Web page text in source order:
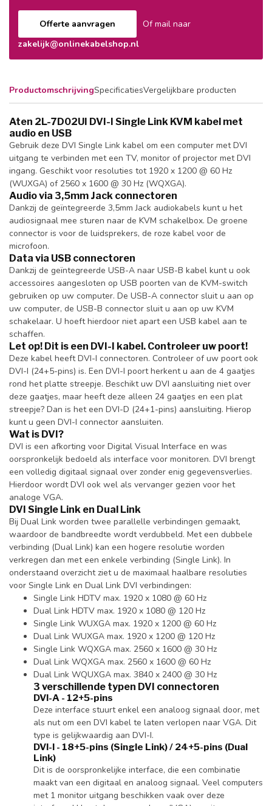
Offerte aanvragen
Of mail naar
zakelijk@onlinekabelshop.nl
ProductomschrijvingSpecificatiesVergelijkbare producten
Aten 2L-7D02UI DVI-I Single Link KVM kabel met
audio en USB
Gebruik deze DVI Single Link kabel om een computer met DVI
uitgang te verbinden met een TV, monitor of projector met DVI
ingang. Geschikt voor resoluties tot 1920 x 1200 @ 60 Hz
(WUXGA) of 2560 x 1600 @ 30 Hz (WQXGA).
Audio via 3,5mm Jack connectoren
Dankzij de geïntegreerde 3,5mm Jack audiokabels kunt u het
audiosignaal mee sturen naar de KVM schakelbox. De groene
connector is voor de luidsprekers, de roze kabel voor de
microfoon.
Data via USB connectoren
Dankzij de geïntegreerde USB-A naar USB-B kabel kunt u ook
accessoires aangesloten op USB poorten van de KVM-switch
gebruiken op uw computer. De USB-A connector sluit u aan op
uw computer, de USB-B connector sluit u aan op uw KVM
schakelaar. U hoeft hierdoor niet apart een USB kabel aan te
schaffen.
Let op! Dit is een DVI-I kabel. Controleer uw poort!
Deze kabel heeft DVI-I connectoren. Controleer of uw poort ook
DVI-I (24+5-pins) is. Een DVI-I poort herkent u aan de 4 gaatjes
rond het platte streepje. Beschikt uw DVI aansluiting niet over
deze gaatjes, maar heeft deze alleen 24 gaatjes en een plat
streepje? Dan is het een DVI-D (24+1-pins) aansluiting. Hierop
kunt u geen DVI-I connector aansluiten.
Wat is DVI?
DVI is een afkorting voor Digital Visual Interface en was
oorspronkelijk bedoeld als interface voor monitoren. DVI brengt
een volledig digitaal signaal over zonder enig gegevensverlies.
Hierdoor wordt DVI ook wel als vervanger gezien voor het
analoge VGA.
DVI Single Link en Dual Link
Bij Dual Link worden twee parallelle verbindingen gemaakt,
waardoor de bandbreedte wordt verdubbeld. Met een dubbele
verbinding (Dual Link) kan een hogere resolutie worden
verkregen dan met een enkele verbinding (Single Link). In
onderstaand overzicht ziet u de maximaal haalbare resoluties
voor Single Link en Dual Link DVI verbindingen:
Single Link HDTV max. 1920 x 1080 @ 60 Hz
Dual Link HDTV max. 1920 x 1080 @ 120 Hz
Single Link WUXGA max. 1920 x 1200 @ 60 Hz
Dual Link WUXGA max. 1920 x 1200 @ 120 Hz
Single Link WQXGA max. 2560 x 1600 @ 30 Hz
Dual Link WQXGA max. 2560 x 1600 @ 60 Hz
Dual Link WQUXGA max. 3840 x 2400 @ 30 Hz
3 verschillende typen DVI connectoren
DVI-A - 12+5-pins
Deze interface stuurt enkel een analoog signaal door, met
als nut om een DVI kabel te laten verlopen naar VGA. Dit
type is gelijkwaardig aan DVI-I.
DVI-I - 18+5-pins (Single Link) / 24+5-pins (Dual
Link)
Dit is de oorspronkelijke interface, die een combinatie
maakt van een digitaal en analoog signaal. Veel computers
met 1 monitor uitgang beschikken vaak over deze